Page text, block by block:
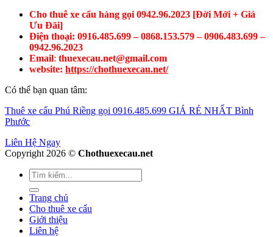
Cho thuê xe cẩu hàng gọi 0942.96.2023 [Đời Mới + Giá
Ưu Đãi]
Điện thoại: 0916.485.699 – 0868.153.579 – 0906.483.699 –
0942.96.2023
Email: thuexecau.net@gmail.com
website: https://chothuexecau.net/
Có thể bạn quan tâm:
Thuê xe cẩu Phú Riềng gọi 0916.485.699 GIÁ RẺ NHẤT Bình
Phước
Liên Hệ Ngay
Copyright 2026 © Chothuexecau.net
Trang chủ
Cho thuê xe cẩu
Giới thiệu
Liên hệ